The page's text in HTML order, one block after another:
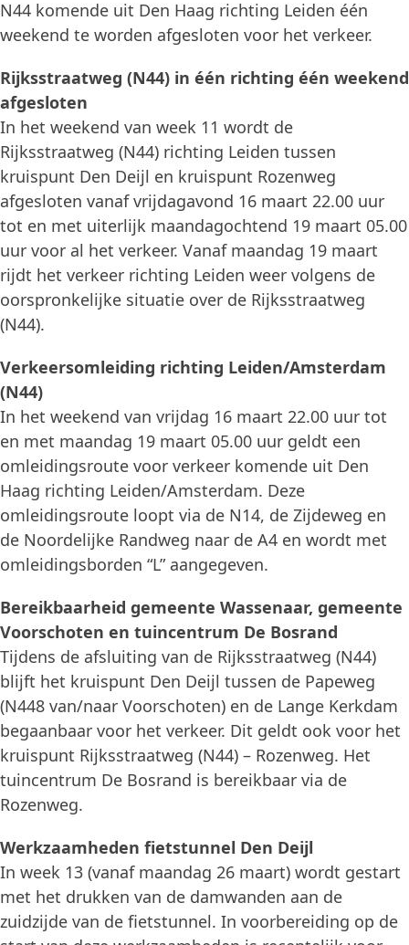
N44 komende uit Den Haag richting Leiden één
weekend te worden afgesloten voor het verkeer.
Rijksstraatweg (N44) in één richting één weekend
afgesloten
In het weekend van week 11 wordt de
Rijksstraatweg (N44) richting Leiden tussen
kruispunt Den Deijl en kruispunt Rozenweg
afgesloten vanaf vrijdagavond 16 maart 22.00 uur
tot en met uiterlijk maandagochtend 19 maart 05.00
uur voor al het verkeer. Vanaf maandag 19 maart
rijdt het verkeer richting Leiden weer volgens de
oorspronkelijke situatie over de Rijksstraatweg
(N44).
Verkeersomleiding richting Leiden/Amsterdam
(N44)
In het weekend van vrijdag 16 maart 22.00 uur tot
en met maandag 19 maart 05.00 uur geldt een
omleidingsroute voor verkeer komende uit Den
Haag richting Leiden/Amsterdam. Deze
omleidingsroute loopt via de N14, de Zijdeweg en
de Noordelijke Randweg naar de A4 en wordt met
omleidingsborden “L” aangegeven.
Bereikbaarheid gemeente Wassenaar, gemeente
Voorschoten en tuincentrum De Bosrand
Tijdens de afsluiting van de Rijksstraatweg (N44)
blijft het kruispunt Den Deijl tussen de Papeweg
(N448 van/naar Voorschoten) en de Lange Kerkdam
begaanbaar voor het verkeer. Dit geldt ook voor het
kruispunt Rijksstraatweg (N44) – Rozenweg. Het
tuincentrum De Bosrand is bereikbaar via de
Rozenweg.
Werkzaamheden fietstunnel Den Deijl
In week 13 (vanaf maandag 26 maart) wordt gestart
met het drukken van de damwanden aan de
zuidzijde van de fietstunnel. In voorbereiding op de